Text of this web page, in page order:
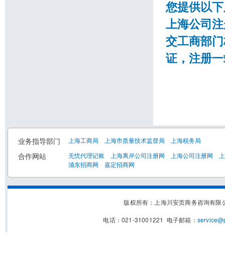
您提供以
上海公司
交工商部
证，注册
业务指导部门 上海工商局 上海市质量技术监督局 上海税务局
合作网站 无忧代理记账 上海离岸公司注册网 上海公司注册网
浦东招商网
嘉定招商网
版权所有：上海川安页商务咨询有
电话：021-31001221 电子邮箱：